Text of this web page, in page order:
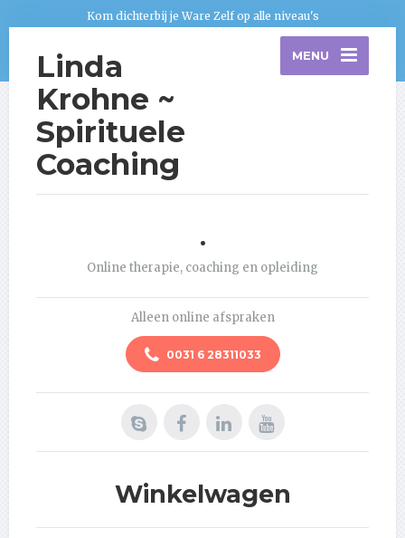
Kom dichterbij je Ware Zelf op alle niveau's
Linda
Krohne ~
Spirituele
Coaching
MENU
.
Online therapie, coaching en opleiding
Alleen online afspraken
0031 6 28311033
Winkelwagen